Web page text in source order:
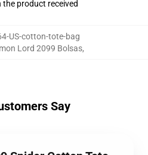
the product received
US-cotton-tote-bag
Lord 2099 Bolsas,
Say